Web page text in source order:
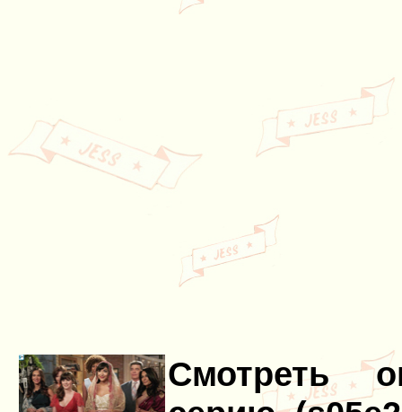
Смотреть